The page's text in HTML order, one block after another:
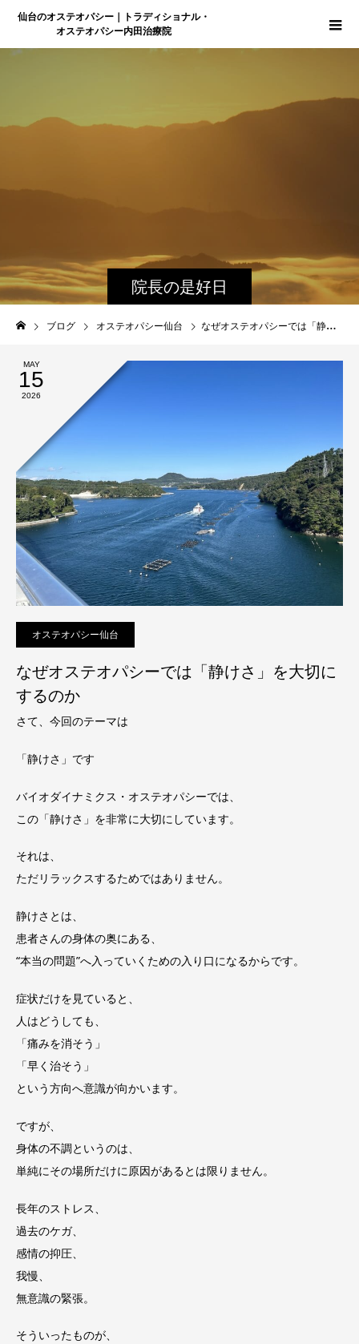
仙台のオステオパシー｜トラディショナル・
オステオパシー内田治療院
院長の是好日
ブログ オステオパシー仙台 なぜオステオパシーでは「静けさ」を大切にするのか
MAY
15
2026
オステオパシー仙台
なぜオステオパシーでは「静けさ」を大切に
するのか
さて、今回のテーマは
「静けさ」です
バイオダイナミクス・オステオパシーでは、
この「静けさ」を非常に大切にしています。
それは、
ただリラックスするためではありません。
静けさとは、
患者さんの身体の奥にある、
“本当の問題”へ入っていくための入り口になるからです。
症状だけを見ていると、
人はどうしても、
「痛みを消そう」
「早く治そう」
という方向へ意識が向かいます。
ですが、
身体の不調というのは、
単純にその場所だけに原因があるとは限りません。
長年のストレス、
過去のケガ、
感情の抑圧、
我慢、
無意識の緊張。
そういったものが、